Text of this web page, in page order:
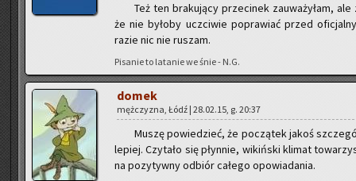
Też ten bra­ku­ją­cy prze­ci­nek za­uwa­ży­łam,
że nie by­ło­by uczci­wie po­pra­wiać przed
razie nic nie ru­szam.
Pi­sa­nie to la­ta­nie we śnie - N.G.
domek
męż­czy­zna, Łódź | 28.02.15, g. 20:37
Muszę po­wie­dzieć, że po­czą­tek jakoś
le­piej. Czy­ta­ło się płyn­nie, wi­kiń­ski kli­mat
na po­zy­tyw­ny od­biór ca­łe­go opo­wia­da­nia.